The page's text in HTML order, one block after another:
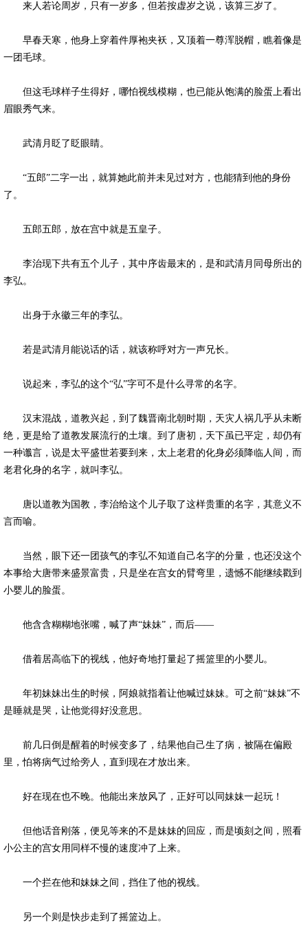
来人若论周岁，只有一岁多，但若按虚岁之说，该算三岁了。
早春天寒，他身上穿着件厚袍夹袄，又顶着一尊浑脱帽，瞧着像是
一团毛球。
但这毛球样子生得好，哪怕视线模糊，也已能从饱满的脸蛋上看出
眉眼秀气来。
武清月眨了眨眼睛。
“五郎”二字一出，就算她此前并未见过对方，也能猜到他的身份
了。
五郎五郎，放在宫中就是五皇子。
李治现下共有五个儿子，其中序齿最末的，是和武清月同母所出的
李弘。
出身于永徽三年的李弘。
若是武清月能说话的话，就该称呼对方一声兄长。
说起来，李弘的这个“弘”字可不是什么寻常的名字。
汉末混战，道教兴起，到了魏晋南北朝时期，天灾人祸几乎从未断
绝，更是给了道教发展流行的土壤。到了唐初，天下虽已平定，却仍有
一种谶言，说是太平盛世若要到来，太上老君的化身必须降临人间，而
老君化身的名字，就叫李弘。
唐以道教为国教，李治给这个儿子取了这样贵重的名字，其意义不
言而喻。
当然，眼下还一团孩气的李弘不知道自己名字的分量，也还没这个
本事给大唐带来盛景富贵，只是坐在宫女的臂弯里，遗憾不能继续戳到
小婴儿的脸蛋。
他含含糊糊地张嘴，喊了声“妹妹”，而后——
借着居高临下的视线，他好奇地打量起了摇篮里的小婴儿。
年初妹妹出生的时候，阿娘就指着让他喊过妹妹。可之前“妹妹”不
是睡就是哭，让他觉得好没意思。
前几日倒是醒着的时候变多了，结果他自己生了病，被隔在偏殿
里，怕将病气过给旁人，直到现在才放出来。
好在现在也不晚。他能出来放风了，正好可以同妹妹一起玩！
但他话音刚落，便见等来的不是妹妹的回应，而是顷刻之间，照看
小公主的宫女用同样不慢的速度冲了上来。
一个拦在他和妹妹之间，挡住了他的视线。
另一个则是快步走到了摇篮边上。